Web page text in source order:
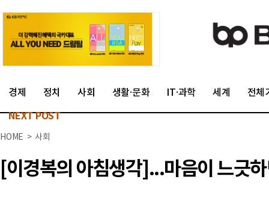
경제 정치 사회 생활·문화 IT·과학 세계 전체
NEXT POST
HOME > 사회
[이경복의 아침생각]...마음이 느긋